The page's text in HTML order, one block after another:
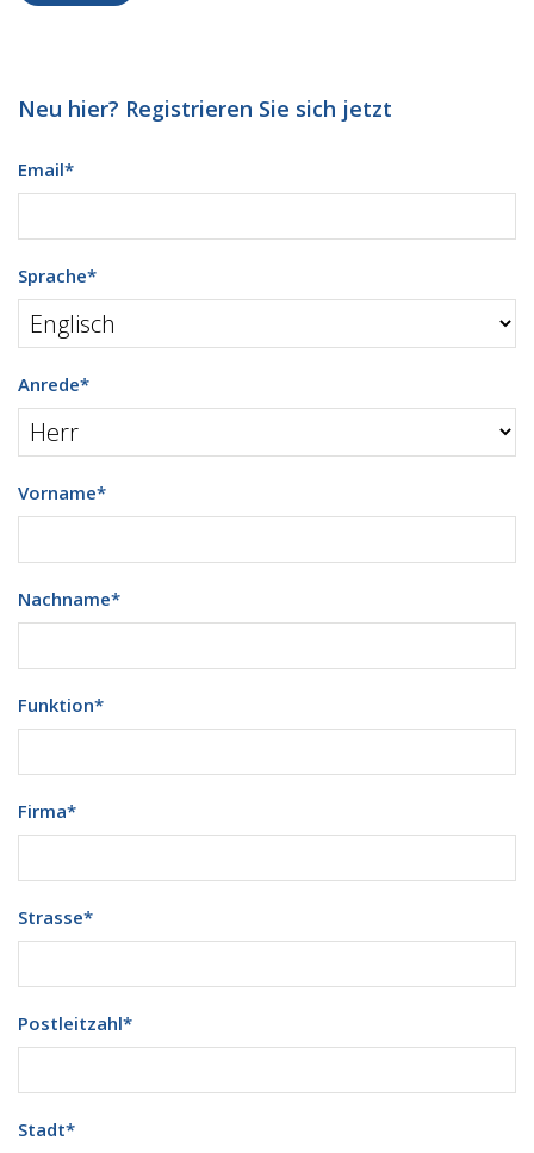
Neu hier? Registrieren Sie sich jetzt
Email*
Sprache*
Anrede*
Vorname*
Nachname*
Funktion*
Firma*
Strasse*
Postleitzahl*
Stadt*